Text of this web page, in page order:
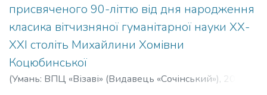
присвяченого 90-літтю від дня народження
класика вітчизняної гуманітарної науки ХХ-
ХХІ століть Михайлини Хомівни
Коцюбинської
(Умань: ВПЦ «Візаві» (Видавець «Сочінський»), 2022